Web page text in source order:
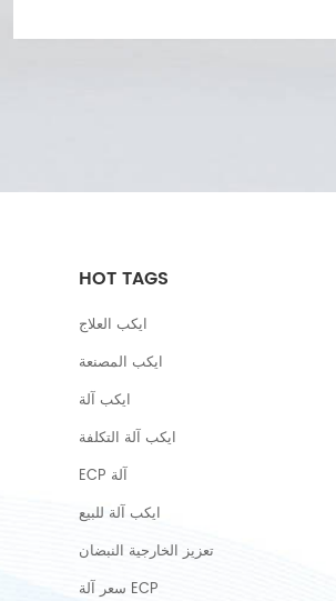
HOT TAGS
ايكب العلاج
ايكب المصنعة
ايكب آلة
ايكب آلة التكلفة
ECP آلة
ايكب آلة للبيع
تعزيز الخارجية النبضان
سعر آلة ECP